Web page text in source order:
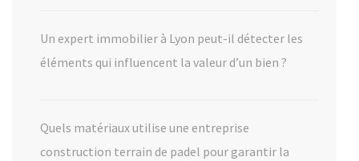
Un expert immobilier à Lyon peut-il détecter les
éléments qui influencent la valeur d’un bien ?
Quels matériaux utilise une entreprise
construction terrain de padel pour garantir la